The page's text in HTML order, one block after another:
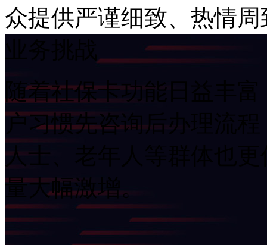
众提供严谨细致、热情
随着社保卡功能日益丰富
户习惯先咨询后办理流
人士、老年人等群体也
量大幅激增。